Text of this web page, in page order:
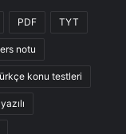
PDF TYT
notu
konu testleri